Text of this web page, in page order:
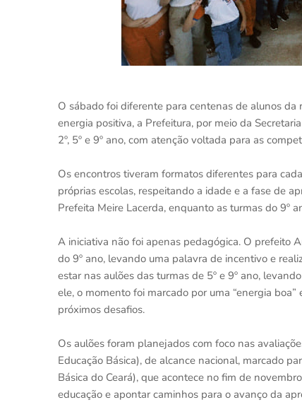
O sábado foi diferente para centenas de alunos
energia positiva, a Prefeitura, por meio da
2º, 5º e 9º ano, com atenção voltada para as
Os encontros tiveram formatos diferentes para
próprias escolas, respeitando a idade e a fase de
Prefeita Meire Lacerda, enquanto as turmas do 9º
A iniciativa não foi apenas pedagógica. O prefeito
do 9º ano, levando uma palavra de incentivo e
estar nas aulões das turmas de 5º e 9º ano,
ele, o momento foi marcado por uma “energia
próximos desafios.
Os aulões foram planejados com foco nas
Educação Básica), de alcance nacional, marcado
Básica do Ceará), que acontece no fim de
educação e apontar caminhos para o avanço da